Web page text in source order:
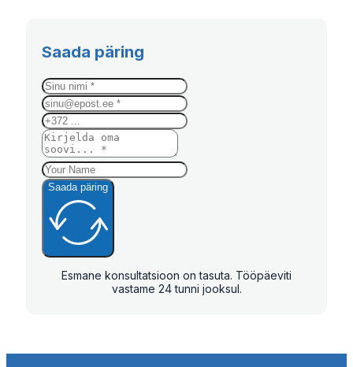
Saada päring
Saada päring
Esmane konsultatsioon on tasuta. Tööpäeviti
vastame 24 tunni jooksul.